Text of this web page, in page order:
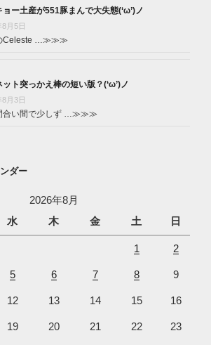
ョー土産が551豚まんで大失態(‘ω’)ノ
8月5日
Celeste …≫≫≫
ット突っかえ棒の短い版？(‘ω’)ノ
8月3日
合い間で少しず …≫≫≫
ダー
2026年8月
水 木 金 土 日
1 2
5 6 7 8 9
12 13 14 15 16
19 20 21 22 23